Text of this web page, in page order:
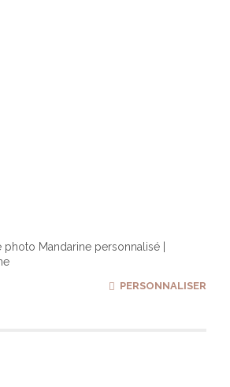
photo Mandarine personnalisé |
PERSONNALISER